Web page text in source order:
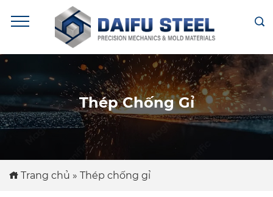
Thép Chống Gỉ
Trang chủ » Thép chống gỉ